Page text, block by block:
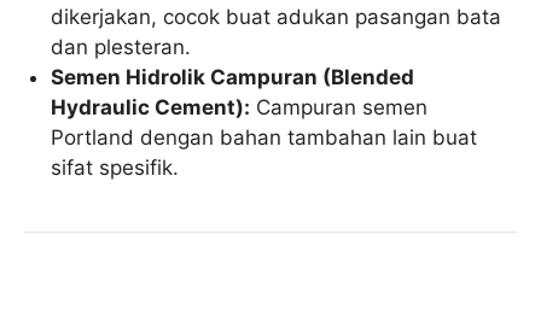
dikerjakan, cocok buat adukan pasangan bata
dan plesteran.
Semen Hidrolik Campuran (Blended
Hydraulic Cement): Campuran semen
Portland dengan bahan tambahan lain buat
sifat spesifik.